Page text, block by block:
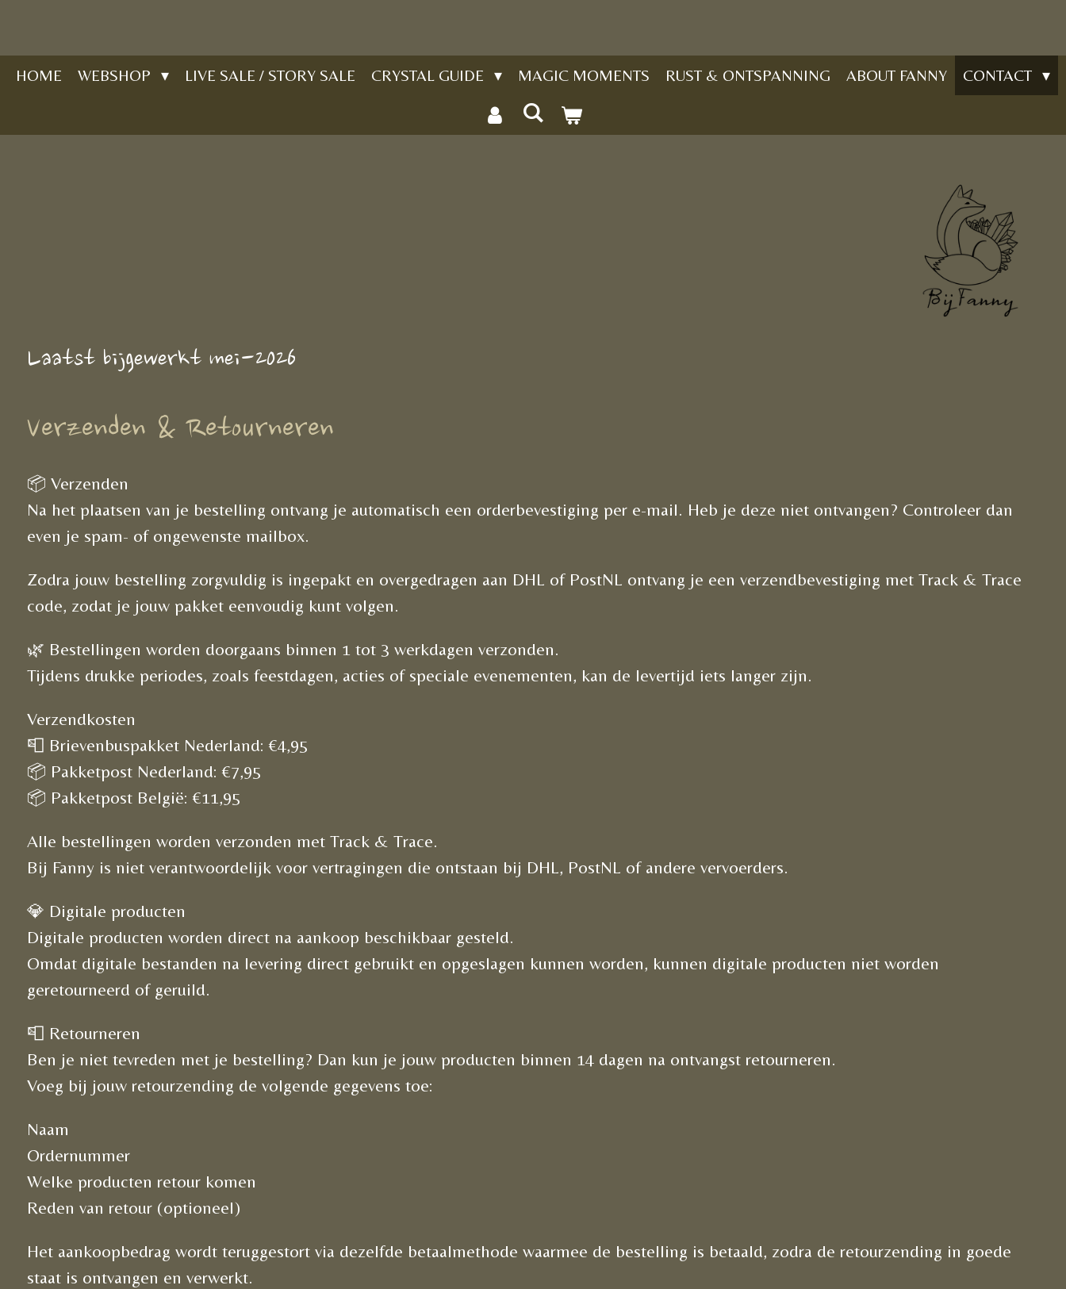
naar
HOME WEBSHOP LIVE SALE / STORY SALE CRYSTAL GUIDE MAGIC MOMENTS RUST & ONTSPANNING ABOUT FANNY CONTACT
Laatst bijgewerkt mei-2026
Verzenden & Retourneren
📦 Verzenden
Na het plaatsen van je bestelling ontvang je automatisch een orderbevestiging per e-mail. Heb je deze niet ontvangen? Controleer dan
even je spam- of ongewenste mailbox.
Zodra jouw bestelling zorgvuldig is ingepakt en overgedragen aan DHL of PostNL ontvang je een verzendbevestiging met Track & Trace
code, zodat je jouw pakket eenvoudig kunt volgen.
🌿 Bestellingen worden doorgaans binnen 1 tot 3 werkdagen verzonden.
Tijdens drukke periodes, zoals feestdagen, acties of speciale evenementen, kan de levertijd iets langer zijn.
Verzendkosten
📮 Brievenbuspakket Nederland: €4,95
📦 Pakketpost Nederland: €7,95
📦 Pakketpost België: €11,95
Alle bestellingen worden verzonden met Track & Trace.
Bij Fanny is niet verantwoordelijk voor vertragingen die ontstaan bij DHL, PostNL of andere vervoerders.
💎 Digitale producten
Digitale producten worden direct na aankoop beschikbaar gesteld.
Omdat digitale bestanden na levering direct gebruikt en opgeslagen kunnen worden, kunnen digitale producten niet worden
geretourneerd of geruild.
📮 Retourneren
Ben je niet tevreden met je bestelling? Dan kun je jouw producten binnen 14 dagen na ontvangst retourneren.
Voeg bij jouw retourzending de volgende gegevens toe:
Naam
Ordernummer
Welke producten retour komen
Reden van retour (optioneel)
Het aankoopbedrag wordt teruggestort via dezelfde betaalmethode waarmee de bestelling is betaald, zodra de retourzending in goede
staat is ontvangen en verwerkt.